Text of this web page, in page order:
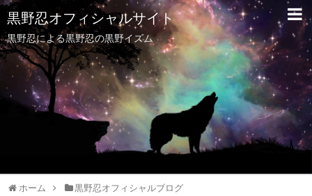
黒野忍オフィシャルサイト
黒野忍による黒野忍の黒野イズム
ホーム 黒野忍オフィシャルブログ